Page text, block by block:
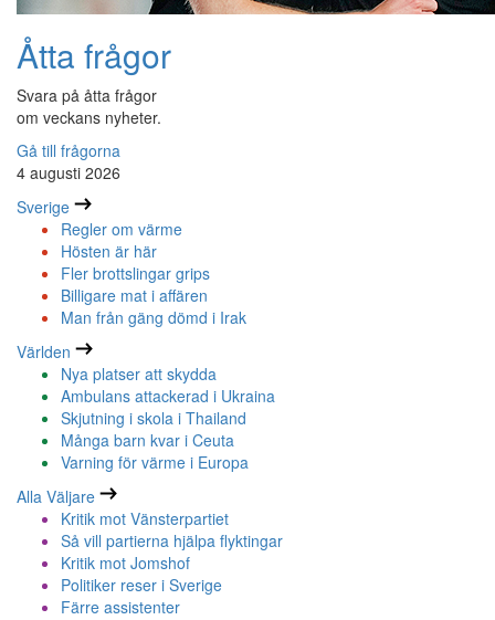
Åtta frågor
Svara på åtta frågor
om veckans nyheter.
Gå till frågorna
4 augusti 2026
Sverige
Regler om värme
Hösten är här
Fler brottslingar grips
Billigare mat i affären
Man från gäng dömd i Irak
Världen
Nya platser att skydda
Ambulans attackerad i Ukraina
Skjutning i skola i Thailand
Många barn kvar i Ceuta
Varning för värme i Europa
Alla Väljare
Kritik mot Vänsterpartiet
Så vill partierna hjälpa flyktingar
Kritik mot Jomshof
Politiker reser i Sverige
Färre assistenter